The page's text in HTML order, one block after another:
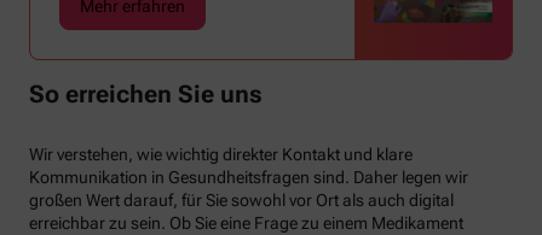
Mehr erfahren
So erreichen Sie uns
Wir verstehen, wie wichtig direkter Kontakt und klare
Kommunikation in Gesundheitsfragen sind. Daher legen wir
großen Wert darauf, für Sie sowohl vor Ort als auch digital
erreichbar zu sein. Ob Sie eine Frage zu einem Medikament